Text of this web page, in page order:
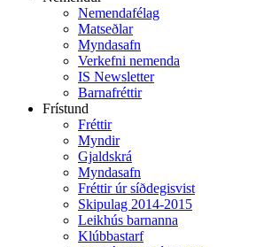
Nemendafélag
Matseðlar
Myndasafn
Verkefni nemenda
IS Newsletter
Barnafréttir
Frístund
Fréttir
Myndir
Gjaldskrá
Myndasafn
Fréttir úr síðdegisvist
Skipulag 2014-2015
Leikhús barnanna
Klúbbastarf